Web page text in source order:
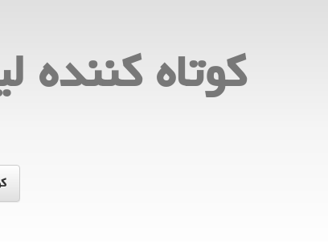
كوتاه كننده